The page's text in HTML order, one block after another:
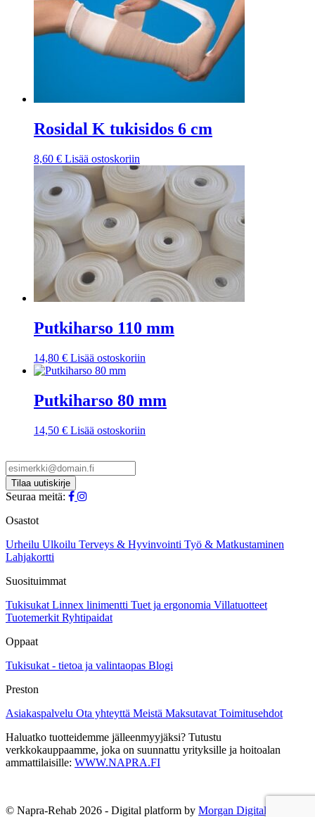
Rosidal K tukisidos 6 cm
8,60 € Lisää ostoskoriin
Putkiharso 110 mm
14,80 € Lisää ostoskoriin
Putkiharso 80 mm
14,50 € Lisää ostoskoriin
Seuraa meitä:
Osastot
Urheilu Ulkoilu Terveys & Hyvinvointi Työ & Matkustaminen
Lahjakortti
Suosituimmat
Tukisukat Linnex linimentti Tuet ja ergonomia Villatuotteet
Tuotemerkit Ryhtipaidat
Oppaat
Tukisukat - tietoa ja valintaopas Blogi
Preston
Asiakaspalvelu Ota yhteyttä Meistä Maksutavat Toimitusehdot
Haluatko tuotteidemme jälleenmyyjäksi? Tutustu
verkkokauppaamme, joka on suunnattu yrityksille ja hoitoalan
ammattilaisille: WWW.NAPRA.FI
© Napra-Rehab 2026 - Digital platform by Morgan Digital Oy